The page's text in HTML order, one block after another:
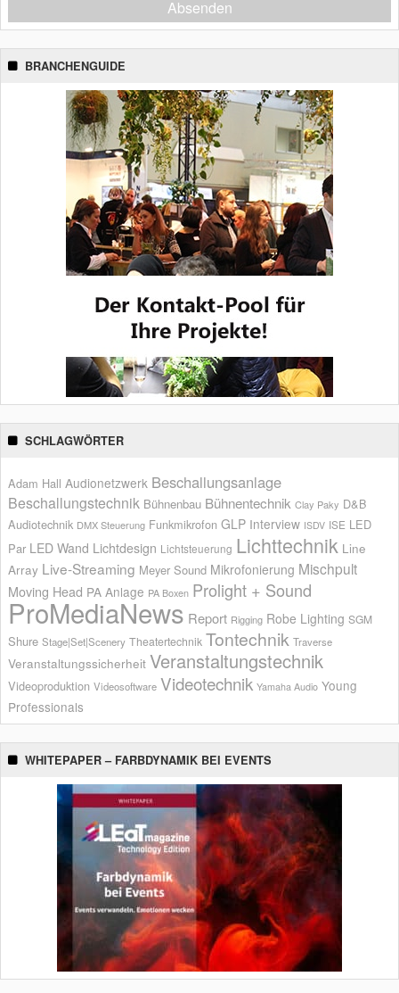
Absenden
BRANCHENGUIDE
SCHLAGWÖRTER
Adam Hall Audionetzwerk Beschallungsanlage
Beschallungstechnik Bühnenbau Bühnentechnik Clay Paky D&B
Audiotechnik DMX Steuerung Funkmikrofon GLP Interview ISDV ISE LED
Par LED Wand Lichtdesign Lichtsteuerung Lichttechnik Line
Array Live-Streaming Meyer Sound Mikrofonierung Mischpult
Moving Head PA Anlage PA Boxen Prolight + Sound
ProMediaNews Report Rigging Robe Lighting SGM
Shure Stage|Set|Scenery Theatertechnik Tontechnik Traverse
Veranstaltungssicherheit Veranstaltungstechnik
Videoproduktion Videosoftware Videotechnik Yamaha Audio Young
Professionals
WHITEPAPER – FARBDYNAMIK BEI EVENTS